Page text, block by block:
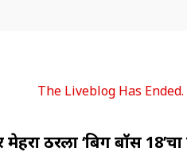
The Liveblog Has Ended.
ठरला ‘बिग बॉस 18’चा